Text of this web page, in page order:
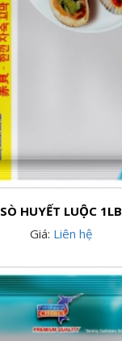
SÒ HUYẾT LUỘC 1LB
Giá: Liên hệ